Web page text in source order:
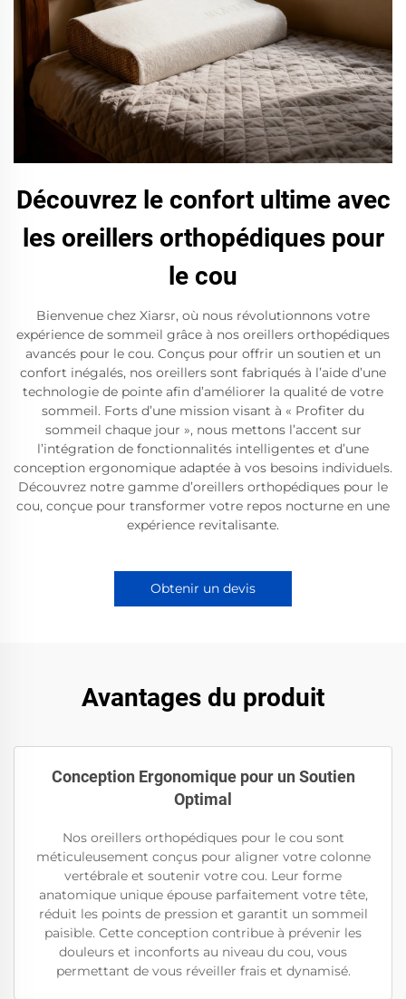
Découvrez le confort ultime avec
les oreillers orthopédiques pour
le cou
Bienvenue chez Xiarsr, où nous révolutionnons votre
expérience de sommeil grâce à nos oreillers orthopédiques
avancés pour le cou. Conçus pour offrir un soutien et un
confort inégalés, nos oreillers sont fabriqués à l’aide d’une
technologie de pointe afin d’améliorer la qualité de votre
sommeil. Forts d’une mission visant à « Profiter du
sommeil chaque jour », nous mettons l’accent sur
l’intégration de fonctionnalités intelligentes et d’une
conception ergonomique adaptée à vos besoins individuels.
Découvrez notre gamme d’oreillers orthopédiques pour le
cou, conçue pour transformer votre repos nocturne en une
expérience revitalisante.
Obtenir un devis
Avantages du produit
Conception Ergonomique pour un Soutien
Optimal
Nos oreillers orthopédiques pour le cou sont
méticuleusement conçus pour aligner votre colonne
vertébrale et soutenir votre cou. Leur forme
anatomique unique épouse parfaitement votre tête,
réduit les points de pression et garantit un sommeil
paisible. Cette conception contribue à prévenir les
douleurs et inconforts au niveau du cou, vous
permettant de vous réveiller frais et dynamisé.